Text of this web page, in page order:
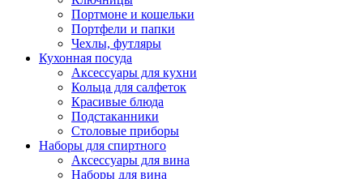
Портмоне и кошельки
Портфели и папки
Чехлы, футляры
Кухонная посуда
Аксессуары для кухни
Кольца для салфеток
Красивые блюда
Подстаканники
Столовые приборы
Наборы для спиртного
Аксессуары для вина
Наборы для вина